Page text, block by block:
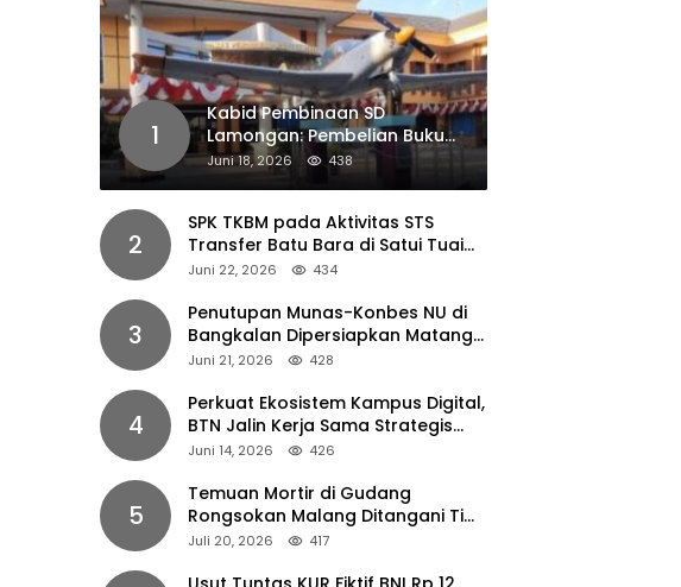
1
Kabid Pembinaan SD
Lamongan: Pembelian Buku
Pendamping Tidak Boleh
Dipaksakan
Juni 18, 2026 438
2
SPK TKBM pada Aktivitas STS
Transfer Batu Bara di Satui Tuai
Sorotan
Juni 22, 2026 434
3
Penutupan Munas-Konbes NU di
Bangkalan Dipersiapkan Matang,
Gus Ipul Turun Tangan
Juni 21, 2026 428
4
Perkuat Ekosistem Kampus Digital,
BTN Jalin Kerja Sama Strategis
dengan UNAIR
Juni 14, 2026 426
5
Temuan Mortir di Gudang
Rongsokan Malang Ditangani Tim
Gegana Polda Jatim
Juli 20, 2026 417